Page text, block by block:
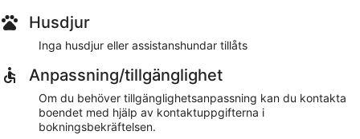
Husdjur
Inga husdjur eller assistanshundar tillåts
Anpassning/tillgänglighet
Om du behöver tillgänglighetsanpassning kan du kontakta
boendet med hjälp av kontaktuppgifterna i
bokningsbekräftelsen.